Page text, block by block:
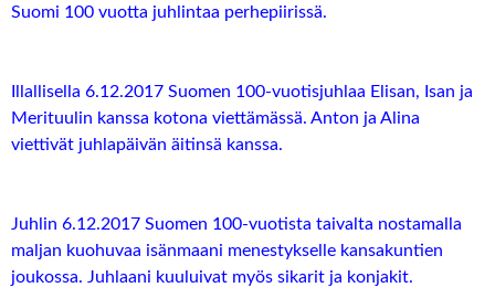
Suomi 100 vuotta juhlintaa perhepiirissä.
Illallisella 6.12.2017 Suomen 100-vuotisjuhlaa Elisan, Isan ja
Merituulin kanssa kotona viettämässä. Anton ja Alina
viettivät juhlapäivän äitinsä kanssa.
Juhlin 6.12.2017 Suomen 100-vuotista taivalta nostamalla
maljan kuohuvaa isänmaani menestykselle kansakuntien
joukossa. Juhlaani kuuluivat myös sikarit ja konjakit.